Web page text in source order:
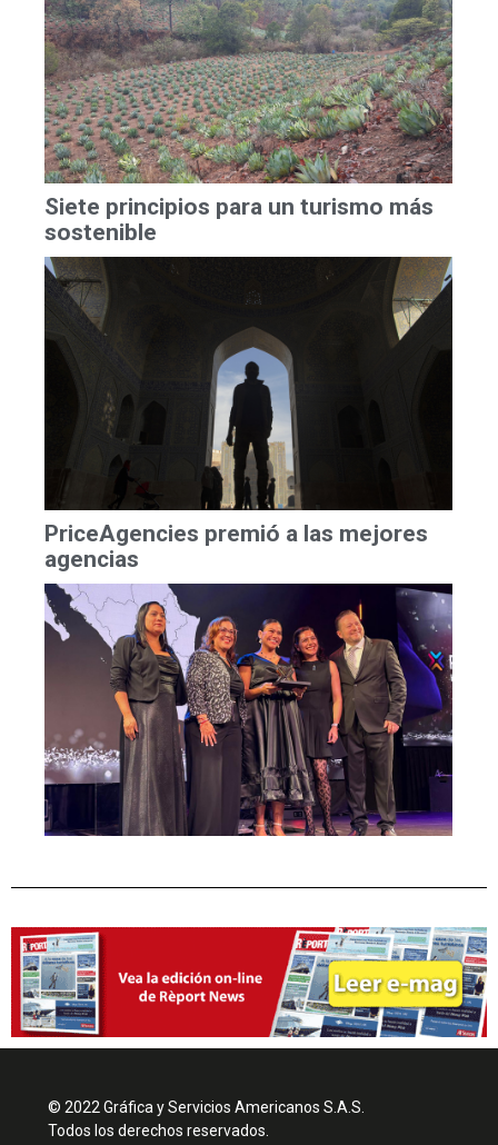
Siete principios para un turismo más
sostenible
PriceAgencies premió a las mejores
agencias
© 2022 Gráfica y Servicios Americanos S.A.S.
Todos los derechos reservados.